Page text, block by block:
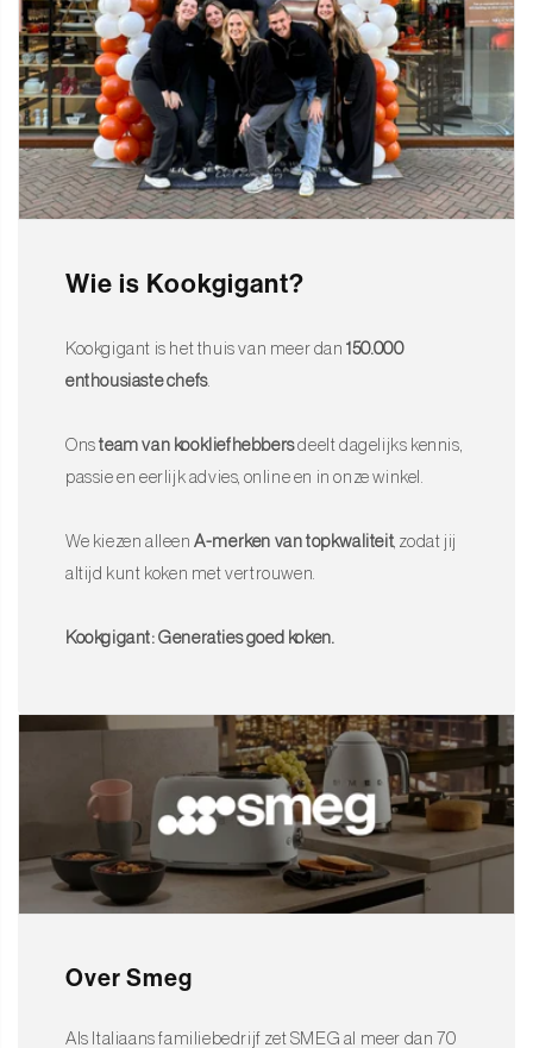
Wie is Kookgigant?
Kookgigant is het thuis van meer dan150.000
enthousiaste chefs.
Onsteam van kookliefhebbersdeelt dagelijks kennis,
passie en eerlijk advies, online en in onze winkel.
We kiezen alleenA-merken van topkwaliteit, zodat jij
altijd kunt koken met vertrouwen.
Kookgigant: Generaties goed koken.
Over Smeg
Als Italiaans familiebedrijf zet SMEG al meer dan 70